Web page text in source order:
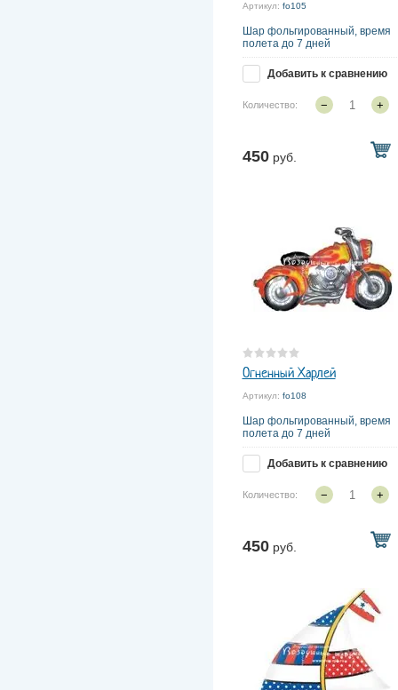
Артикул: fo105
Шар фольгированный, время
полета до 7 дней
Добавить к сравнению
Количество: − +
450руб.
Огненный Харлей
Артикул: fo108
Шар фольгированный, время
полета до 7 дней
Добавить к сравнению
Количество: − +
450руб.